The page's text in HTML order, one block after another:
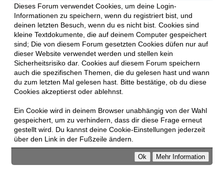
Dieses Forum verwendet Cookies, um deine Login-
Informationen zu speichern, wenn du registriert bist, und
deinen letzten Besuch, wenn du es nicht bist. Cookies sind
kleine Textdokumente, die auf deinem Computer gespeichert
sind; Die von diesem Forum gesetzten Cookies düfen nur auf
dieser Website verwendet werden und stellen kein
Sicherheitsrisiko dar. Cookies auf diesem Forum speichern
auch die spezifischen Themen, die du gelesen hast und wann
du zum letzten Mal gelesen hast. Bitte bestätige, ob du diese
Cookies akzeptierst oder ablehnst.
Ein Cookie wird in deinem Browser unabhängig von der Wahl
gespeichert, um zu verhindern, dass dir diese Frage erneut
gestellt wird. Du kannst deine Cookie-Einstellungen jederzeit
über den Link in der Fußzeile ändern.
MyBB , mobile Fassung: MyBB GoMobile
Zur Desktop-Version wechseln
This forum usesLukasz TkaczMyBB addons.